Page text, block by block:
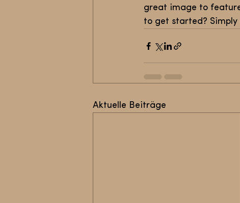
great image to
to get started?
Aktuelle Beiträge